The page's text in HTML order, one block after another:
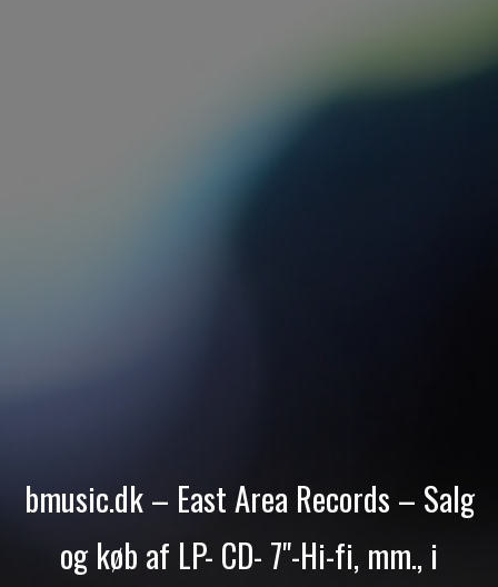
bmusic.dk – East Area Records – Salg
og køb af LP- CD- 7"-Hi-fi, mm., i